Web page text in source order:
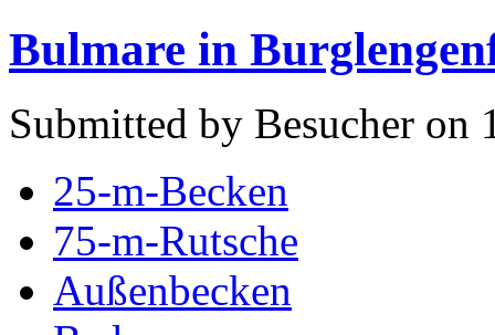
Bulmare in
Submitted by Besucher
25-m-Becken
75-m-Rutsche
Außenbecken